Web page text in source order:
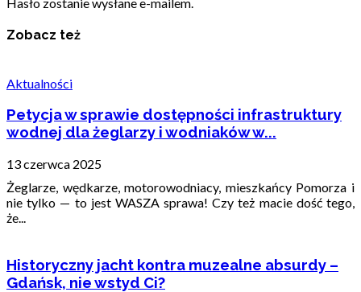
Zobacz też
Aktualności
Petycja w sprawie dostępności infrastruktury
wodnej dla żeglarzy i wodniaków w...
13 czerwca 2025
Żeglarze, wędkarze, motorowodniacy, mieszkańcy Pomorza i
nie tylko — to jest WASZA sprawa! Czy też macie dość tego,
że...
Historyczny jacht kontra muzealne absurdy –
Gdańsk, nie wstyd Ci?